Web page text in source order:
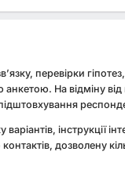
перевірки
анкетою. На відміну
інструкції
дозволену